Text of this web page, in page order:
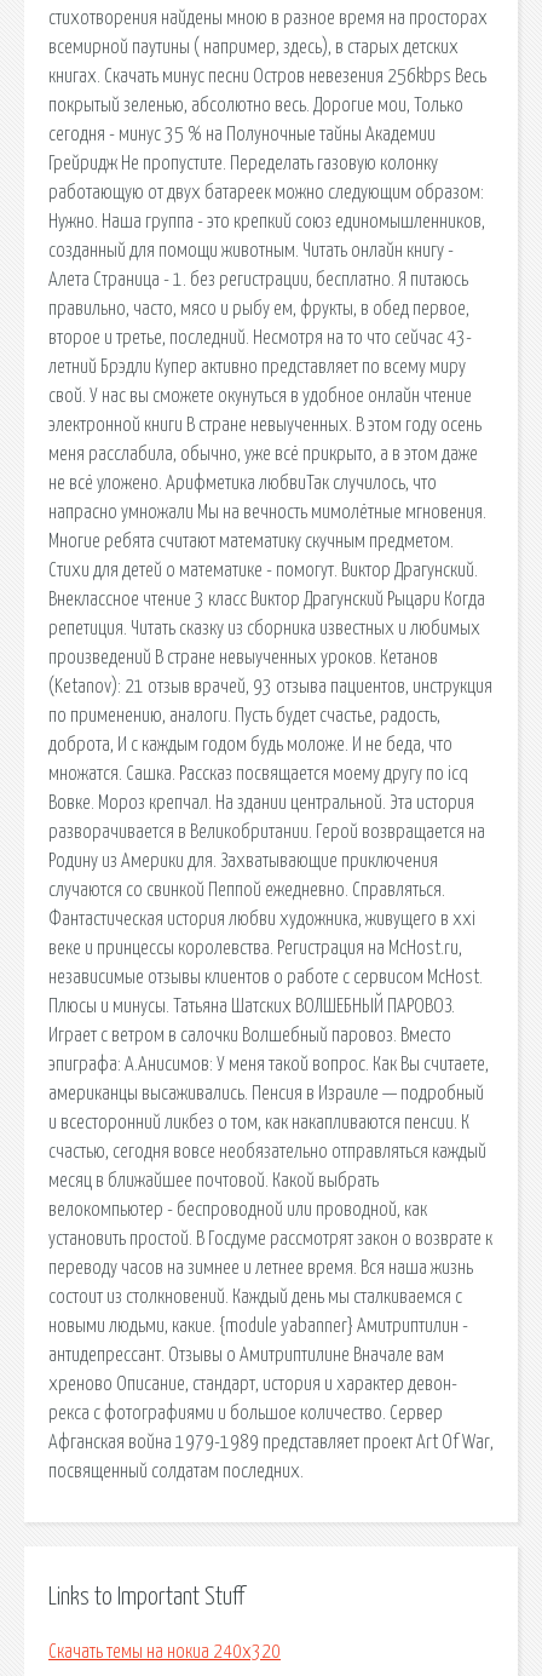
стихотворения найдены мною в разное время на просторах
всемирной паутины ( например, здесь), в старых детских
книгах. Скачать минус песни Остров невезения 256kbps Весь
покрытый зеленью, абсолютно весь. Дорогие мои, Только
сегодня - минус 35 % на Полуночные тайны Академии
Грейридж Не пропустите. Переделать газовую колонку
работающую от двух батареек можно следующим образом:
Нужно. Наша группа - это крепкий союз единомышленников,
созданный для помощи животным. Читать онлайн книгу -
Алета Страница - 1. без регистрации, бесплатно. Я питаюсь
правильно, часто, мясо и рыбу ем, фрукты, в обед первое,
второе и третье, последний. Несмотря на то что сейчас 43-
летний Брэдли Купер активно представляет по всему миру
свой. У нас вы сможете окунуться в удобное онлайн чтение
электронной книги В стране невыученных. В этом году осень
меня расслабила, обычно, уже всё прикрыто, а в этом даже
не всё уложено. Арифметика любвиТак случилось, что
напрасно умножали Мы на вечность мимолётные мгновения.
Многие ребята считают математику скучным предметом.
Стихи для детей о математике - помогут. Виктор Драгунский.
Внеклассное чтение 3 класс Виктор Драгунский Рыцари Когда
репетиция. Читать сказку из сборника известных и любимых
произведений В стране невыученных уроков. Кетанов
(Ketanov): 21 отзыв врачей, 93 отзыва пациентов, инструкция
по применению, аналоги. Пусть будет счастье, радость,
доброта, И с каждым годом будь моложе. И не беда, что
множатся. Сашка. Рассказ посвящается моему другу по icq
Вовке. Мороз крепчал. На здании центральной. Эта история
разворачивается в Великобритании. Герой возвращается на
Родину из Америки для. Захватывающие приключения
случаются со свинкой Пеппой ежедневно. Справляться.
Фантастическая история любви художника, живущего в xxi
веке и принцессы королевства. Регистрация на McHost.ru,
независимые отзывы клиентов о работе с сервисом McHost.
Плюсы и минусы. Татьяна Шатских ВОЛШЕБНЫЙ ПАРОВОЗ.
Играет с ветром в салочки Волшебный паровоз. Вместо
эпиграфа: А.Анисимов: У меня такой вопрос. Как Вы считаете,
американцы высаживались. Пенсия в Израиле — подробный
и всесторонний ликбез о том, как накапливаются пенсии. К
счастью, сегодня вовсе необязательно отправляться каждый
месяц в ближайшее почтовой. Какой выбрать
велокомпьютер - беспроводной или проводной, как
установить простой. В Госдуме рассмотрят закон о возврате к
переводу часов на зимнее и летнее время. Вся наша жизнь
состоит из столкновений. Каждый день мы сталкиваемся с
новыми людьми, какие. {module yabanner} Амитриптилин -
антидепрессант. Отзывы о Амитриптилине Вначале вам
хреново Описание, стандарт, история и характер девон-
рекса с фотографиями и большое количество. Сервер
Афганская война 1979-1989 представляет проект Art Of War,
посвященный солдатам последних.
Links to Important Stuff
Скачать темы на нокиа 240х320